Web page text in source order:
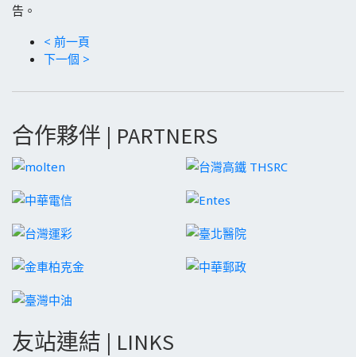
告。
< 前一頁
下一個 >
合作夥伴 | PARTNERS
友站連結 | LINKS